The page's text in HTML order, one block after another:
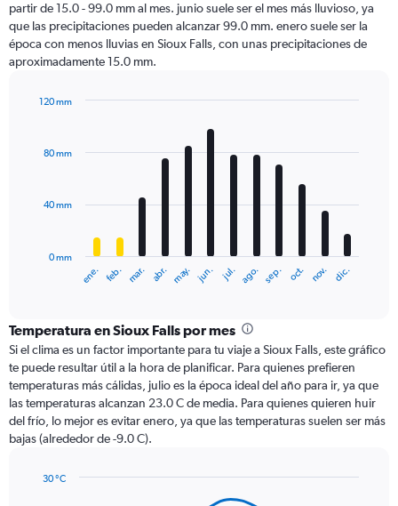
partir de 15.0 - 99.0 mm al mes. junio suele ser el mes más lluvioso, ya
que las precipitaciones pueden alcanzar 99.0 mm. enero suele ser la
época con menos lluvias en Sioux Falls, con unas precipitaciones de
aproximadamente 15.0 mm.
with
The
categories.
Range:
12
categories.
The
chart
has
1
axis
ene. feb. mar. abr. may. jun. jul. ago. sep. oct. nov. dic.
0 mm
40 mm
80 mm
120 mm
Temperatura en Sioux Falls por mes
Si el clima es un factor importante para tu viaje a Sioux Falls, este gráfico
te puede resultar útil a la hora de planificar. Para quienes prefieren
temperaturas más cálidas, julio es la época ideal del año para ir, ya que
las temperaturas alcanzan 23.0 C de media. Para quienes quieren huir
del frío, lo mejor es evitar enero, ya que las temperaturas suelen ser más
bajas (alrededor de -9.0 C).
30 °C